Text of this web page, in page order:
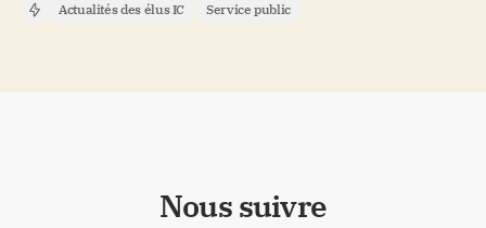
Actualités des élus IC Service public
Nous suivre